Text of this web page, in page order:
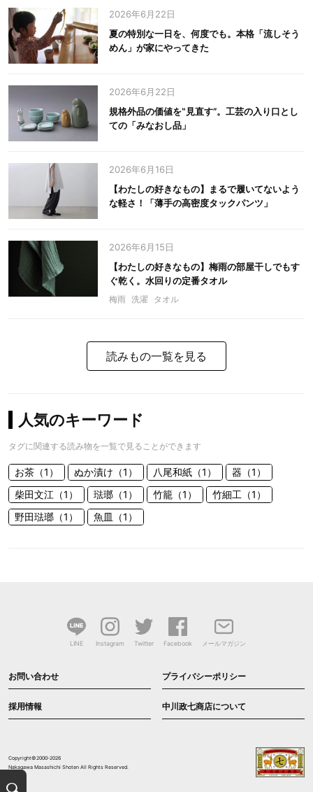
2026年6月22日
夏の特別な一日を、何度でも。本格「流しそう
めん」が家にやってきた
2026年6月22日
規格外品の価値を‟見直す”。工芸の入り口とし
ての「みなおし品」
2026年6月16日
【わたしの好きなもの】まるで履いてないよう
な軽さ！「薄手の高密度タックパンツ」
2026年6月15日
【わたしの好きなもの】梅雨の部屋干しでもす
ぐ乾く。水回りの定番タオル
梅雨 洗濯 タオル
読みもの一覧を見る
人気のキーワード
タグに関連する読み物を一覧で見ることができます
お茶（1） ぬか漬け（1） 八尾和紙（1）
器（1）
柴田文江（1）
琺瑯（1） 竹籠（1）
竹細工（1）
野田琺瑯（1）
魚皿（1）
LINE Instagram Twitter Facebook メールマガジン
お問い合わせ プライバシーポリシー
採用情報 中川政七商店について
Copyright©2000-2026
Nakagawa Masashichi Shoten All Rights Reserved.